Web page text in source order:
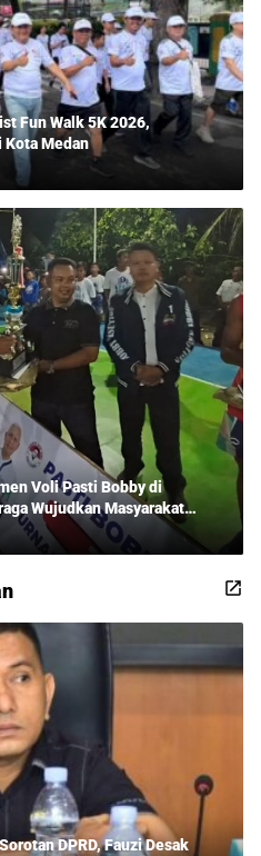
Fun Walk 5K 2026,
Kota Medan
Voli Pasti Bobby di
Wujudkan Masyarakat
Ribuan Penonton!
DPRD, Fauzi Desak